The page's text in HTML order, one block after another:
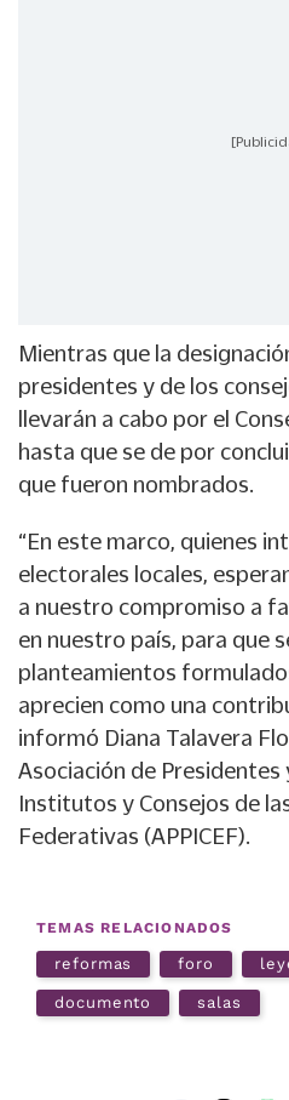
Mientras que la
presidentes y de los
llevarán a cabo por el
hasta que se de por
que fueron nombrados.
“En este marco, quienes
electorales locales,
a nuestro compromiso a
en nuestro país, para que
planteamientos
aprecien como una
informó Diana Talavera
Asociación de Presidentes
Institutos y Consejos de
Federativas (APPICEF).
TEMAS RELACIONADOS
reformas foro
documento salas